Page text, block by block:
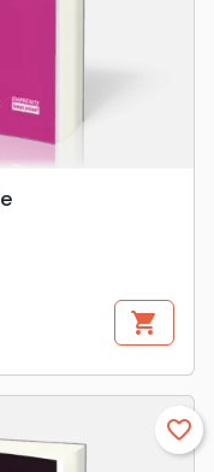
shopping_cart
favorite_border